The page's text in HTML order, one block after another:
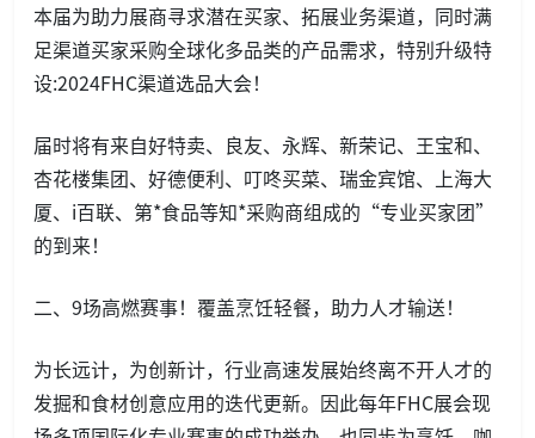
本届为助力展商寻求潜在买家、拓展业务渠道，同时满
足渠道买家采购全球化多品类的产品需求，特别升级特
设:2024FHC渠道选品大会！
届时将有来自好特卖、良友、永辉、新荣记、王宝和、
杏花楼集团、好德便利、叮咚买菜、瑞金宾馆、上海大
厦、i百联、第*食品等知*采购商组成的“专业买家团”
的到来！
二、9场高燃赛事！覆盖烹饪轻餐，助力人才输送！
为长远计，为创新计，行业高速发展始终离不开人才的
发掘和食材创意应用的迭代更新。因此每年FHC展会现